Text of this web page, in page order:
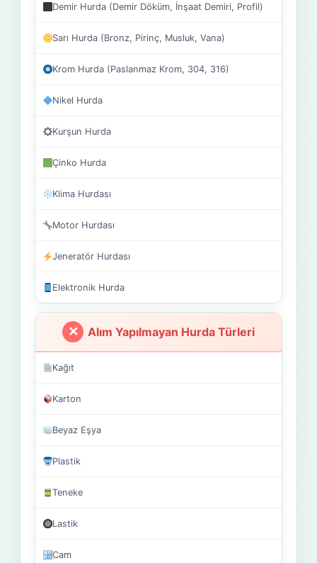
Demir Hurda (Demir Döküm, İnşaat Demiri, Profil)
Sarı Hurda (Bronz, Pirinç, Musluk, Vana)
Krom Hurda (Paslanmaz Krom, 304, 316)
Nikel Hurda
Kurşun Hurda
Çinko Hurda
Klima Hurdası
Motor Hurdası
Jeneratör Hurdası
Elektronik Hurda
Alım Yapılmayan Hurda Türleri
Kağıt
Karton
Beyaz Eşya
Plastik
Teneke
Lastik
Cam